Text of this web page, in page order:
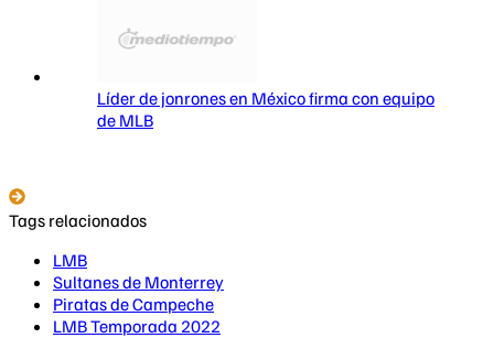
Líder de jonrones en México firma con equipo
de MLB
Tags relacionados
LMB
Sultanes de Monterrey
Piratas de Campeche
LMB Temporada 2022